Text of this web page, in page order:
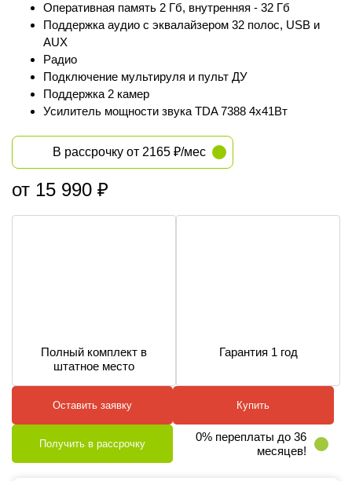
Оперативная память 2 Гб, внутренняя - 32 Гб
Поддержка аудио с эквалайзером 32 полос, USB и
AUX
Радио
Подключение мультируля и пульт ДУ
Поддержка 2 камер
Усилитель мощности звука TDA 7388 4х41Вт
В рассрочку от 2165 ₽/мес
от 15 990 ₽
Полный комплект в
штатное место
Гарантия 1 год
Оставить заявку Купить
Получить в рассрочку
0% переплаты до 36
месяцев!